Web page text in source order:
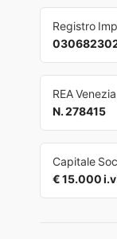
Registro
REA Venezia
N. 278415
Capitale
€ 15.000